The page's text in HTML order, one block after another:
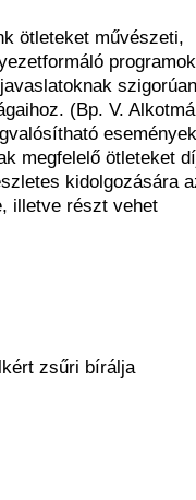
ötleteket művészeti,
(Bp. V.
megfelelő ötleteket
kidolgozására
illetve részt vehet
zsűri bírálja